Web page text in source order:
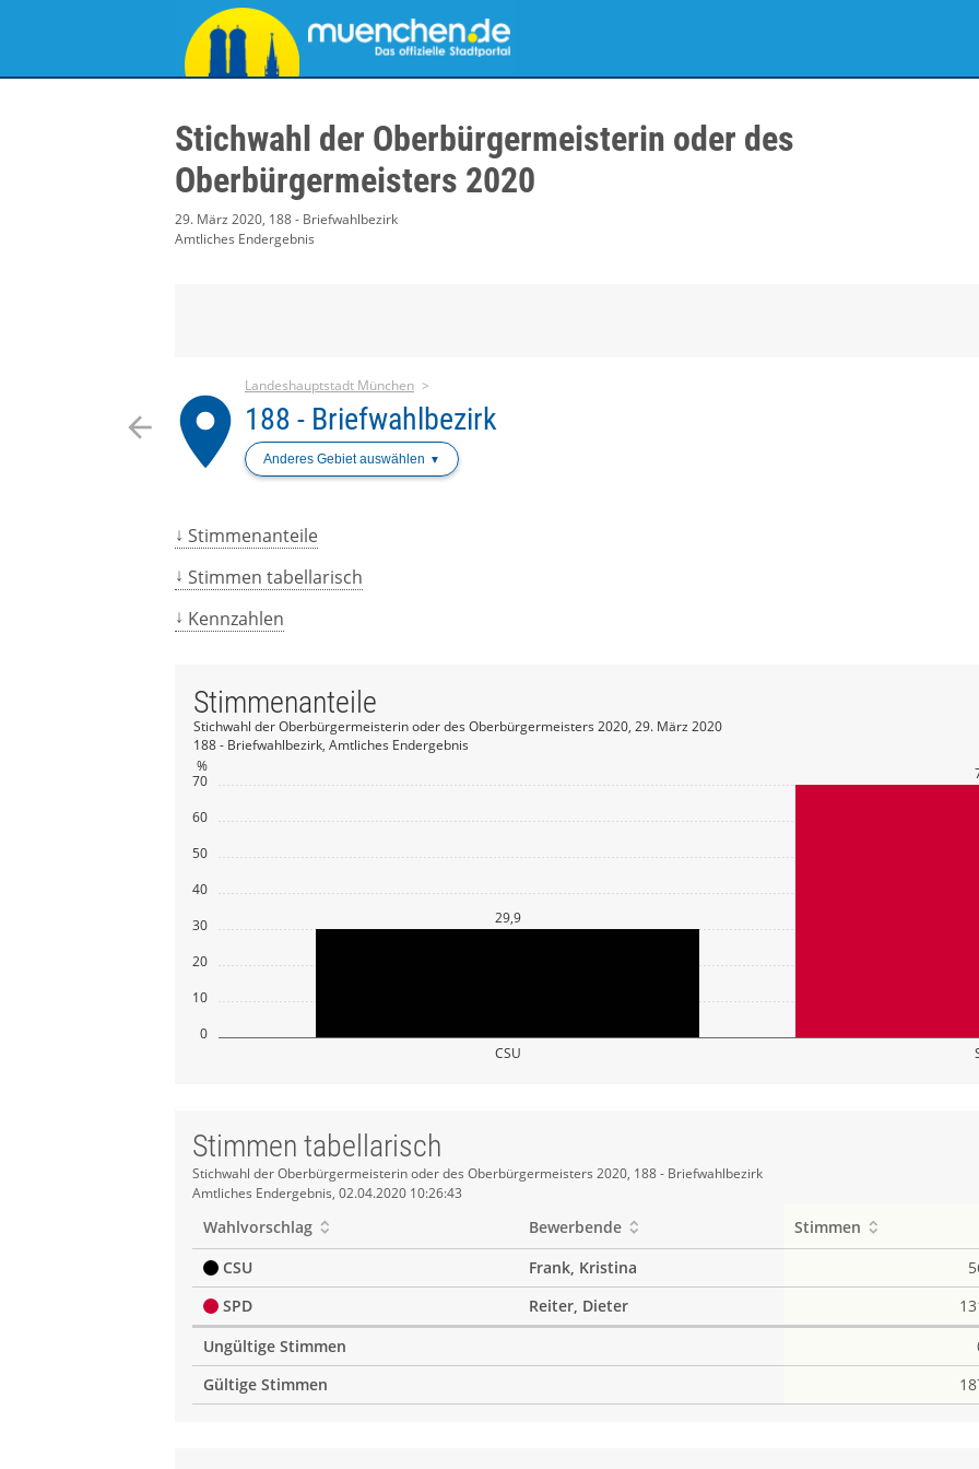
Stichwahl der Oberbürgermeisterin oder des
Oberbürgermeisters 2020
29. März 2020, 188 - Briefwahlbezirk
Amtliches Endergebnis
arrow_back place
Landeshauptstadt München
188 - Briefwahlbezirk
Anderes Gebiet auswählen
Stimmenanteile
Stimmen tabellarisch
Kennzahlen
0
10
20
30
40
50
60
70
%
CSU
29,9
Stimmenanteile
Stichwahl der Oberbürgermeisterin oder des Oberbürgermeisters 2020, 29. März 2020
188 - Briefwahlbezirk, Amtliches Endergebnis
Stimmen tabellarisch
Stimmen
tabellarisch
Stichwahl der Oberbürgermeisterin oder des Oberbürgermeisters 2020, 188 - Briefwahlbezirk
Amtliches Endergebnis, 02.04.2020 10:26:43
Wahlvorschlag Bewerbende Stimmen
CSU
Frank, Kristina
SPD
Reiter, Dieter
Ungültige Stimmen
Gültige Stimmen